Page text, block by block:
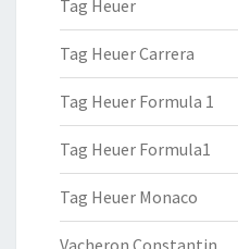
Tag Heuer
Tag Heuer Carrera
Tag Heuer Formula 1
Tag Heuer Formula1
Tag Heuer Monaco